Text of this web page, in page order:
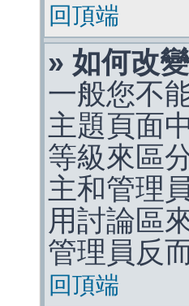
回頂端
» 如何改
一般您不
主題頁面
等級來區
主和管理
用討論區
管理員反
回頂端